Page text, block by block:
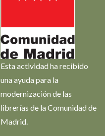
Esta actividad ha recibido
una ayuda para la
modernización de las
librerías de la Comunidad de
Madrid.